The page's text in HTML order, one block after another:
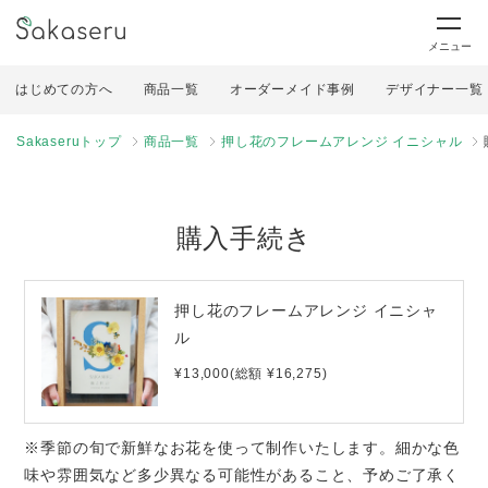
メニュー
はじめての方へ 商品一覧 オーダーメイド事例 デザイナー一覧
Sakaseruトップ 商品一覧 押し花のフレームアレンジ イニシャル
購入手続き
押し花のフレームアレンジ イニシャ
ル
¥13,000(総額 ¥16,275)
※季節の旬で新鮮なお花を使って制作いたします。細かな色
味や雰囲気など多少異なる可能性があること、予めご了承く